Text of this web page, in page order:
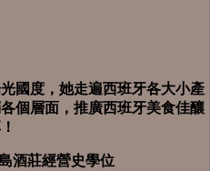
國度，她走遍西班牙各大小產
個層面，推廣西班牙美食佳釀
酒莊經營史學位